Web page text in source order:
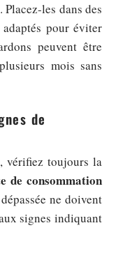
les dans des
pour éviter
peuvent être
mois sans
de
vérifiez toujours la
de consommation
ne doivent
signes indiquant